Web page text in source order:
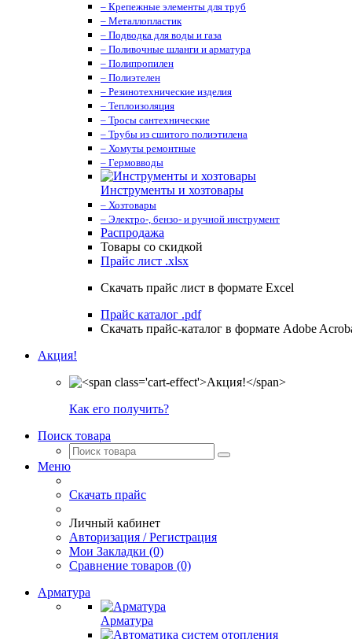
– Крепежные элементы для труб
– Металлопластик
– Подводка для воды и газа
– Поливочные шланги и арматура
– Полипропилен
– Полиэтелен
– Резинотехнические изделия
– Теплоизоляция
– Тросы сантехнические
– Трубы из сшитого полиэтилена
– Хомуты ремонтные
– Гермовводы
Инструменты и хозтовары
– Хозтовары
– Электро-, бензо- и ручной инструмент
Распродажа
Товары со скидкой
Прайс лист .xlsx
Скачать прайс лист в формате Excel
Прайс каталог .pdf
Скачать прайс-каталог в формате Adobe
Акция!
Как его получить?
Поиск товара
Меню
Скачать прайс
Личный кабинет
Авторизация / Регистрация
Мои Закладки (0)
Сравнение товаров (0)
Арматура
Арматура